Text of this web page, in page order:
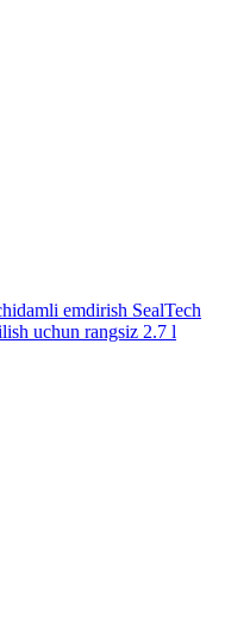
emdirish SealTech
uchun rangsiz 2.7 l